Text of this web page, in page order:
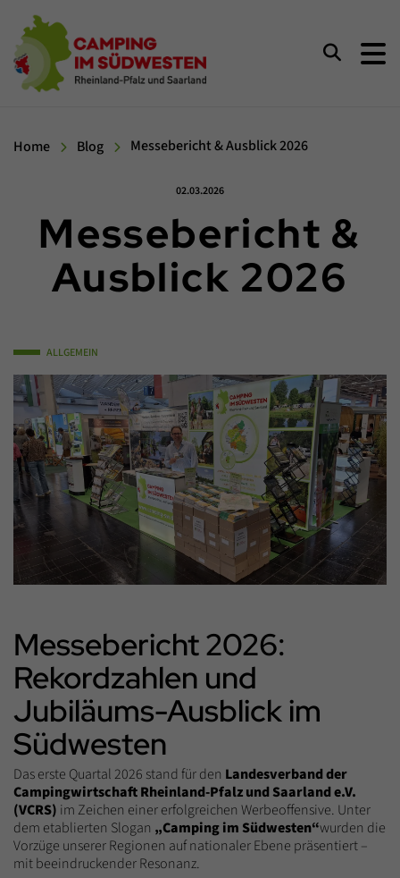
Suchen
Home Blog Messebericht & Ausblick 2026
Veröffentlicht am:
02.03.2026
Messebericht &
Ausblick 2026
ALLGEMEIN
Messebericht 2026:
Rekordzahlen und
Jubiläums-Ausblick im
Südwesten
Das erste Quartal 2026 stand für den Landesverband der
Campingwirtschaft Rheinland-Pfalz und Saarland e.V.
(VCRS) im Zeichen einer erfolgreichen Werbeoffensive. Unter
dem etablierten Slogan „Camping im Südwesten“wurden die
Vorzüge unserer Regionen auf nationaler Ebene präsentiert –
mit beeindruckender Resonanz.